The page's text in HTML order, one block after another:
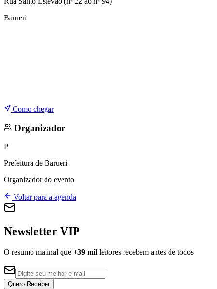
Barueri
Como chegar
Organizador
P
Prefeitura de Barueri
Organizador do evento
Voltar para a agenda
Newsletter VIP
O resumo matinal que +39 mil leitores recebem antes de todos
Quero Receber